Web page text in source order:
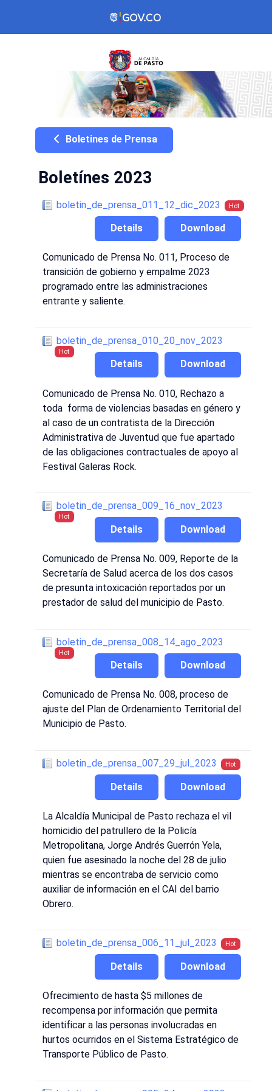
Boletines de Prensa
Boletínes 2023
boletin_de_prensa_011_12_dic_2023 Hot
Download
Details
Comunicado de Prensa No. 011, Proceso de
transición de gobierno y empalme 2023
programado entre las administraciones
entrante y saliente.
boletin_de_prensa_010_20_nov_2023
Hot
Download
Details
Comunicado de Prensa No. 010, Rechazo a
toda forma de violencias basadas en género y
al caso de un contratista de la Dirección
Administrativa de Juventud que fue apartado
de las obligaciones contractuales de apoyo al
Festival Galeras Rock.
boletin_de_prensa_009_16_nov_2023
Hot
Download
Details
Comunicado de Prensa No. 009, Reporte de la
Secretaría de Salud acerca de los dos casos
de presunta intoxicación reportados por un
prestador de salud del municipio de Pasto.
boletin_de_prensa_008_14_ago_2023
Hot
Download
Details
Comunicado de Prensa No. 008, proceso de
ajuste del Plan de Ordenamiento Territorial del
Municipio de Pasto.
boletin_de_prensa_007_29_jul_2023 Hot
Download
Details
La Alcaldía Municipal de Pasto rechaza el vil
homicidio del patrullero de la Policía
Metropolitana, Jorge Andrés Guerrón Yela,
quien fue asesinado la noche del 28 de julio
mientras se encontraba de servicio como
auxiliar de información en el CAI del barrio
Obrero.
boletin_de_prensa_006_11_jul_2023 Hot
Download
Details
Ofrecimiento de hasta $5 millones de
recompensa por información que permita
identificar a las personas involucradas en
hurtos ocurridos en el Sistema Estratégico de
Transporte Público de Pasto.